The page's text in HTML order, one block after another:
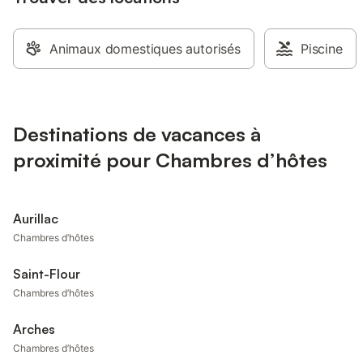
Animaux domestiques autorisés Piscine
Destinations de vacances à
proximité pour Chambres d’hôtes
Aurillac
Chambres d’hôtes
Saint-Flour
Chambres d’hôtes
Arches
Chambres d’hôtes